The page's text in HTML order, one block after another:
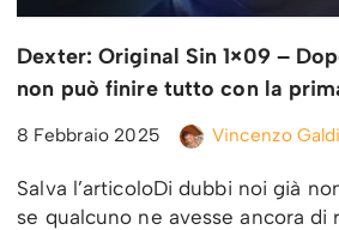
Dexter: Original Sin 1×09 –
non può finire tutto con la
8 Febbraio 2025 Vincenzo
Salva l’articoloDi dubbi noi già
se qualcuno ne avesse ancora di